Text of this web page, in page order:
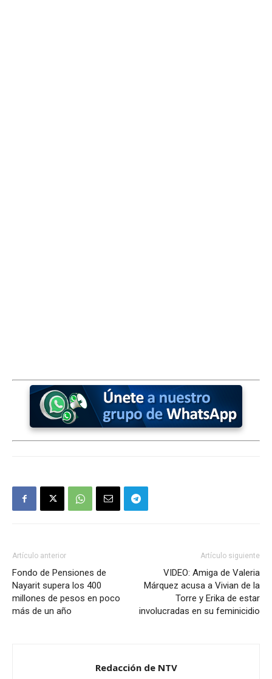
Artículo anterior
Fondo de Pensiones de
Nayarit supera los 400
millones de pesos en poco
más de un año
Artículo siguiente
VIDEO: Amiga de Valeria
Márquez acusa a Vivian de la
Torre y Erika de estar
involucradas en su feminicidio
Redacción de NTV